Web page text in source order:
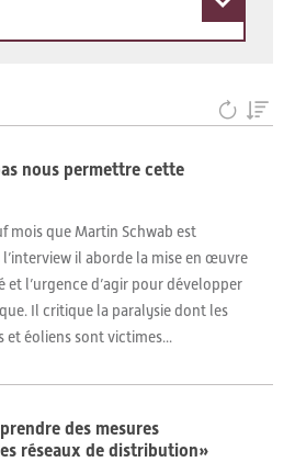
nous permettre cette
mois que Martin Schwab est
l’interview il aborde la mise en œuvre
et l’urgence d’agir pour développer
Il critique la paralysie dont les
éoliens sont victimes...
des mesures
réseaux de distribution»